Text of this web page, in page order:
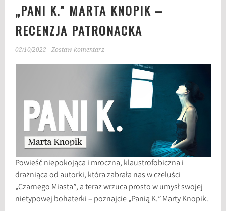
„PANI K.” MARTA KNOPIK –
RECENZJA PATRONACKA
02/10/2022 Zostaw komentarz
Powieść niepokojąca i mroczna, klaustrofobiczna i
drażniąca od autorki, która zabrała nas w czeluści
„Czarnego Miasta”, a teraz wrzuca prosto w umysł swojej
nietypowej bohaterki – poznajcie „Panią K.” Marty Knopik.